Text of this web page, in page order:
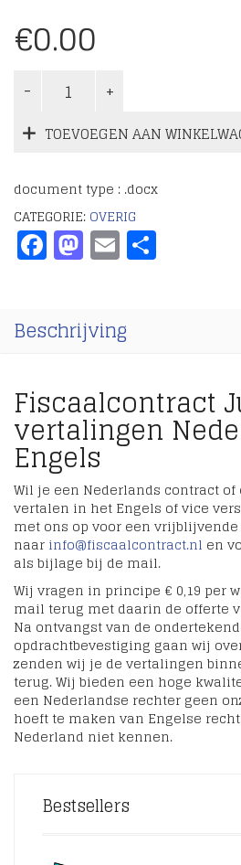
€0.00
TOEVOEGEN AAN
document type : .docx
CATEGORIE: OVERIG
Facebook
Mastodon
Email
Beschrijving
Fiscaalcontract
vertalingen
Engels
Wil je een Nederlands contract
vertalen in het Engels of vice
met ons op voor een
naar info@fiscaalcontract.nl en
als bijlage bij de mail.
Wij vragen in principe € 0,19 per
mail terug met daarin de offerte
Na ontvangst van de
opdrachtbevestiging gaan wij
zenden wij je de vertalingen
terug. Wij bieden een hoge
een Nederlandse rechter geen
hoeft te maken van Engelse
Nederland niet kennen.
Bestsellers